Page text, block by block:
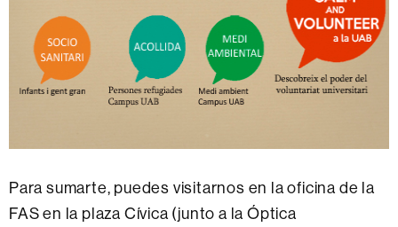
Para sumarte, puedes visitarnos en la oficina de la
FAS en la plaza Cívica (junto a la Óptica